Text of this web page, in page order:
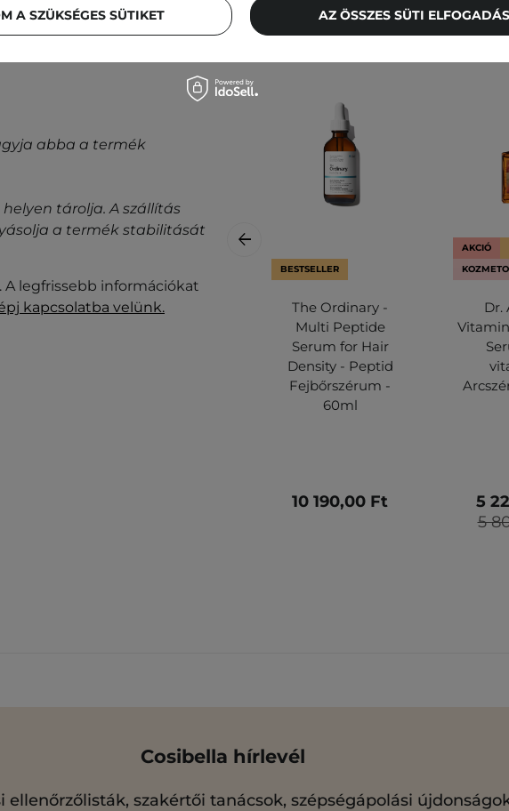
abba a termék
tárolja. A szállítás
a termék stabilitását
A legfrissebb információkat
kapcsolatba velünk.
BESTSELLER
The Ordinary -
Multi Peptide
Serum for Hair
Density - Peptid
Fejbőrszérum -
60ml
10 190,00 Ft
AKCIÓ
Dr.
5
5
Cosibella hírlevél
ellenőrzőlisták, szakértői tanácsok, szépségápolási
A SZÜKSÉGES SÜTIKET AZ ÖSSZES SÜTI